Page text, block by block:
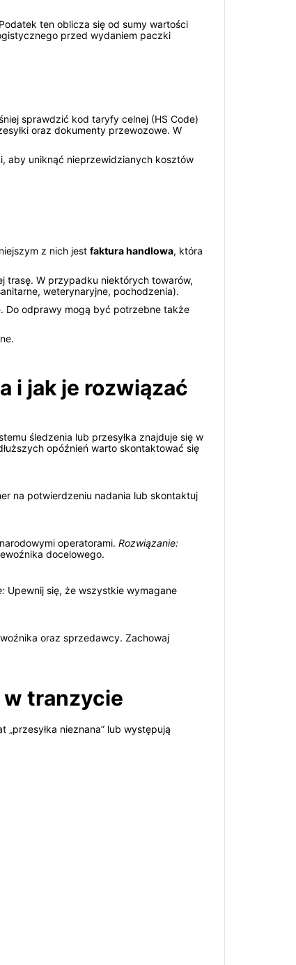
ten oblicza się od sumy wartości
przed wydaniem paczki
sprawdzić kod taryfy celnej (HS Code)
oraz dokumenty przewozowe. W
aby uniknąć nieprzewidzianych kosztów
z nich jest faktura handlowa, która
trasę. W przypadku niektórych towarów,
weterynaryjne, pochodzenia).
Do odprawy mogą być potrzebne także
i jak je rozwiązać
śledzenia lub przesyłka znajduje się w
opóźnień warto skontaktować się
na potwierdzeniu nadania lub skontaktuj
operatorami. Rozwiązanie:
docelowego.
Upewnij się, że wszystkie wymagane
oraz sprzedawcy. Zachowaj
w tranzycie
nieznana” lub występują